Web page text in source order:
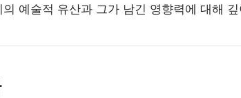
예술적 유산과 그가 남긴 영향력에 대해